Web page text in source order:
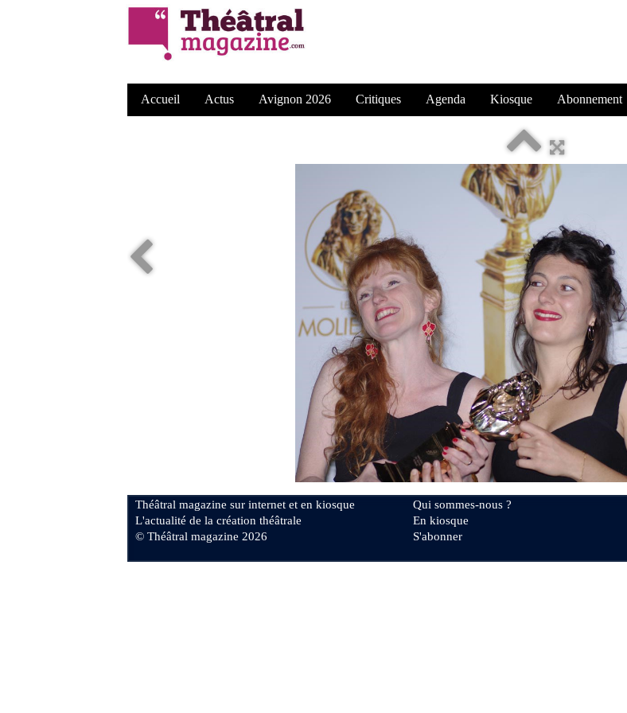
Accueil Actus Avignon 2026 Critiques Agenda Kiosque Abonnement
Théâtral magazine sur internet et en kiosque
L'actualité de la création théâtrale
© Théâtral magazine 2026
Qui sommes-nous ?
En kiosque
S'abonner